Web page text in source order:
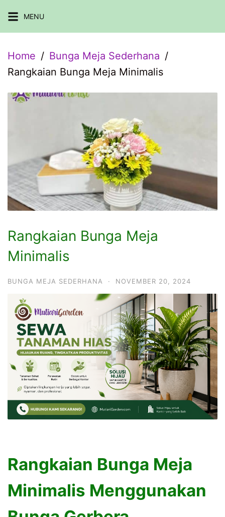
to
MENU
Home
Bunga Meja Sederhana
Rangkaian Bunga Meja Minimalis
Rangkaian Bunga Meja
Minimalis
BUNGA MEJA SEDERHANA · NOVEMBER 20, 2024
Rangkaian Bunga Meja
Minimalis Menggunakan